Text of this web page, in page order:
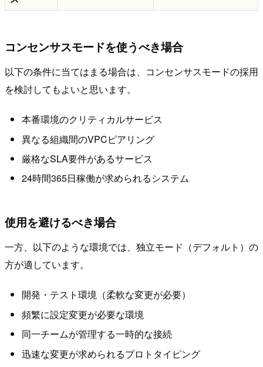
コンセンサスモードを使うべき場合
以下の条件に当てはまる場合は、コンセンサスモードの採用
を検討してもよいと思います。
本番環境のクリティカルサービス
異なる組織間のVPCピアリング
厳格なSLA要件があるサービス
24時間365日稼働が求められるシステム
使用を避けるべき場合
一方、以下のような環境では、独立モード（デフォルト）の
方が適しています。
開発・テスト環境（柔軟な変更が必要）
頻繁に設定変更が必要な環境
同一チームが管理する一時的な接続
迅速な変更が求められるプロトタイピング